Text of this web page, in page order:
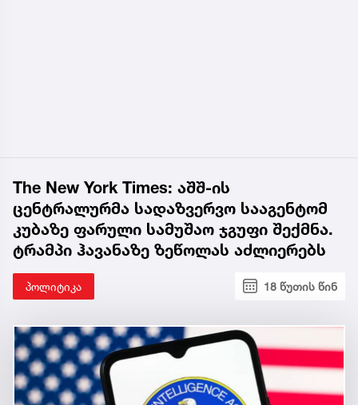
The New York Times: აშშ-ის
ცენტრალურმა სადაზვერვო სააგენტომ
კუბაზე ფარული სამუშაო ჯგუფი შექმნა.
ტრამპი ჰავანაზე ზეწოლას აძლიერებს
პოლიტიკა 18 წუთის წინ